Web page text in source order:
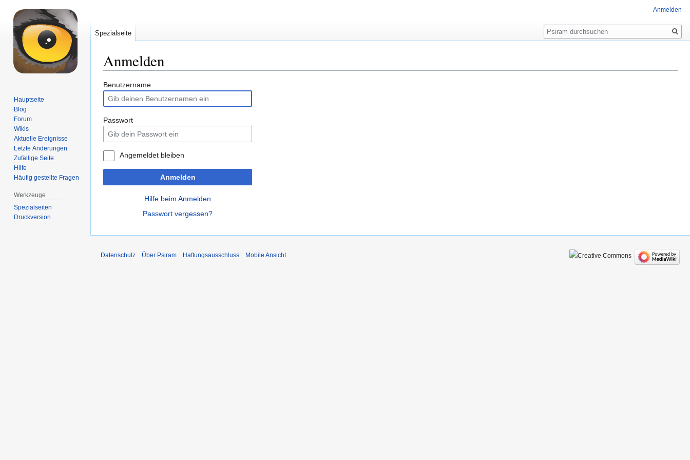
Anmelden
Zur
Navigation
springen
Zur
Suche
springen
Benutzername
Passwort
Angemeldet bleiben
Anmelden
Hilfe beim Anmelden
Passwort vergessen?
Anmelden
Spezialseite
Suche
Hauptseite
Blog
Forum
Wikis
Aktuelle Ereignisse
Letzte Änderungen
Zufällige Seite
Hilfe
Häufig gestellte Fragen
Werkzeuge
Spezialseiten
Druckversion
Datenschutz Über Psiram Haftungsausschluss Mobile Ansicht